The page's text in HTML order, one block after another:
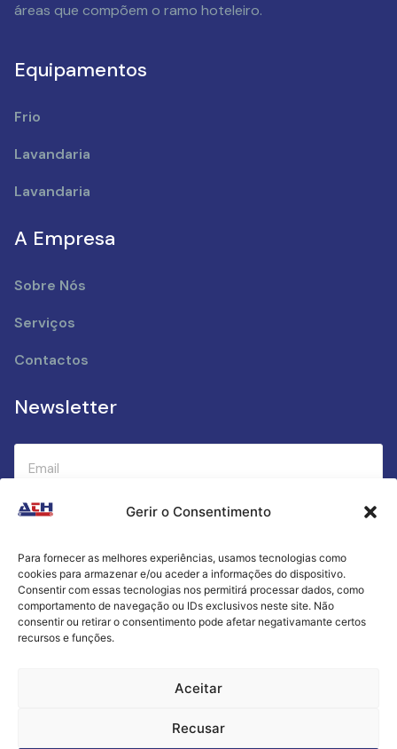
Gerir o Consentimento
Para fornecer as melhores experiências, usamos tecnologias como
cookies para armazenar e/ou aceder a informações do dispositivo.
Consentir com essas tecnologias nos permitirá processar dados, como
comportamento de navegação ou IDs exclusivos neste site. Não
consentir ou retirar o consentimento pode afetar negativamante certos
recursos e funções.
Aceitar
Recusar
áreas que compõem o ramo hoteleiro.
Equipamentos
Frio
Lavandaria
Lavandaria
A Empresa
Sobre Nós
Serviços
Contactos
Newsletter
Submeter
Criamos a cozinha perfeita para o seu sucesso
gastronómico!
Livro de Reclamações